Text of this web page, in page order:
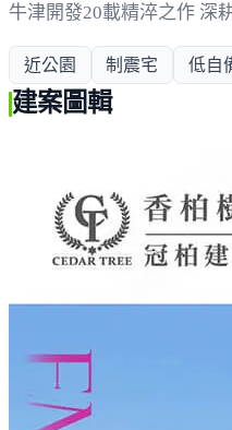
牛津開發20載精淬之作 深
近公園 制震宅 低自
建案圖輯